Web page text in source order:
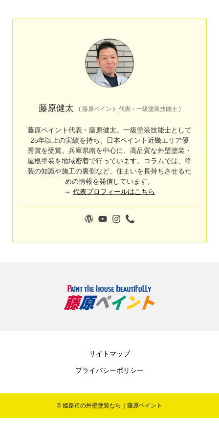
藤原健太 (藤原ペイント 代表・一級塗装技能士 )
藤原ペイント代表・藤原健太。一級塗装技能士として
25年以上の実績を持ち、日本ペイント近畿エリア優
秀賞を受賞。兵庫県南を中心に、高品質な外壁塗装・
屋根塗装を地域密着で行っています。コラムでは、塗
装の知識や施工の裏側など、住まいを長持ちさせるた
めの情報を発信しています。
→ 代表プロフィールはこちら
サイトマップ
プライバシーポリシー
© 姫路市の外壁塗装なら｜藤原ペイント